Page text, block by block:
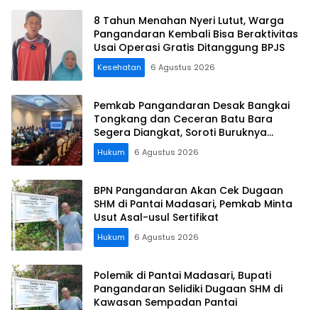
8 Tahun Menahan Nyeri Lutut, Warga
Pangandaran Kembali Bisa Beraktivitas
Usai Operasi Gratis Ditanggung BPJS
Kesehatan 6 Agustus 2026
Pemkab Pangandaran Desak Bangkai
Tongkang dan Ceceran Batu Bara
Segera Diangkat, Soroti Buruknya
Koordinasi Perusahaan
Hukum 6 Agustus 2026
BPN Pangandaran Akan Cek Dugaan
SHM di Pantai Madasari, Pemkab Minta
Usut Asal-usul Sertifikat
Hukum 6 Agustus 2026
Polemik di Pantai Madasari, Bupati
Pangandaran Selidiki Dugaan SHM di
Kawasan Sempadan Pantai